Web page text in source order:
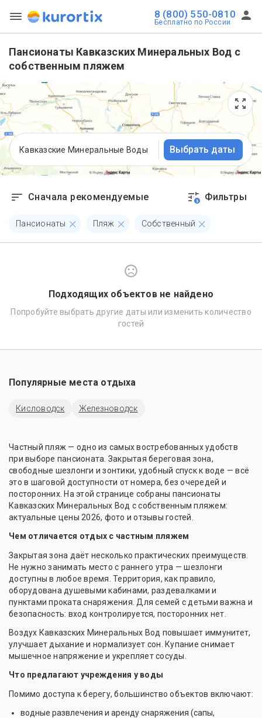
8 (800) 550-0810
Бесплатно по России
Пансионаты Кавказских Минеральных Вод с
собственным пляжем
Кавказские Минеральные Воды Выбрать даты
Сначала рекомендуемые 3 Фильтры
Пансионаты Пляж Собственный
Подходящих объектов не найдено
Попробуйте выбрать другие даты или изменить количество
гостей
Популярные места отдыха
Кисловодск Железноводск
Частный пляж — одно из самых востребованных удобств
при выборе пансионата. Закрытая береговая зона,
свободные шезлонги и зонтики, удобный спуск к воде — всё
это в шаговой доступности от номера, без очередей и
посторонних. На этой странице собраны пансионаты
Кавказских Минеральных Вод с собственным пляжем:
актуальные цены 2026, фото и отзывы гостей.
Чем отличается отдых с частным пляжем
Закрытая зона даёт несколько практических преимуществ.
Не нужно занимать место с раннего утра — шезлонги
доступны в любое время. Территория, как правило,
оборудована душевыми кабинами, раздевалками и
пунктами проката снаряжения. Для семей с детьми важна и
безопасность: вход контролируется, посторонних нет.
Воздух Кавказских Минеральных Вод повышает иммунитет,
улучшает дыхание и нормализует сон. Купание снимает
мышечное напряжение и укрепляет сосуды.
Что предлагают учреждения у воды
Помимо доступа к берегу, большинство объектов включают:
водные развлечения и аренду снаряжения (сапы,